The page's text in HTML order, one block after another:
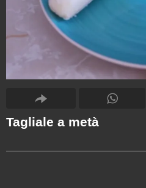
Tagliale a metà